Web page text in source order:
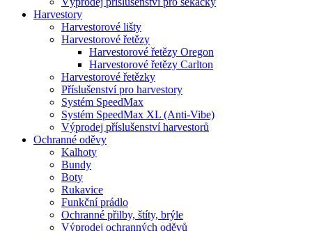
Harvestory
Harvestorové lišty
Harvestorové řetězy
Harvestorové řetězy Oregon
Harvestorové řetězy Carlton
Harvestorové řetězky
Příslušenství pro harvestory
Systém SpeedMax
Systém SpeedMax XL (Anti-Vibe)
Výprodej příslušenství harvestorů
Ochranné oděvy
Kalhoty
Bundy
Boty
Rukavice
Funkční prádlo
Ochranné přilby, štíty, brýle
Výprodej ochranných oděvů